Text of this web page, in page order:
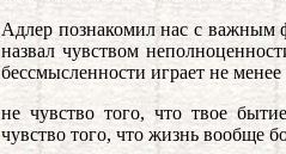
Адлер познакомил нас с важным
назвал чувством
бессмысленности играет не
не чувство того, что твое
чувство того, что жизнь вообще